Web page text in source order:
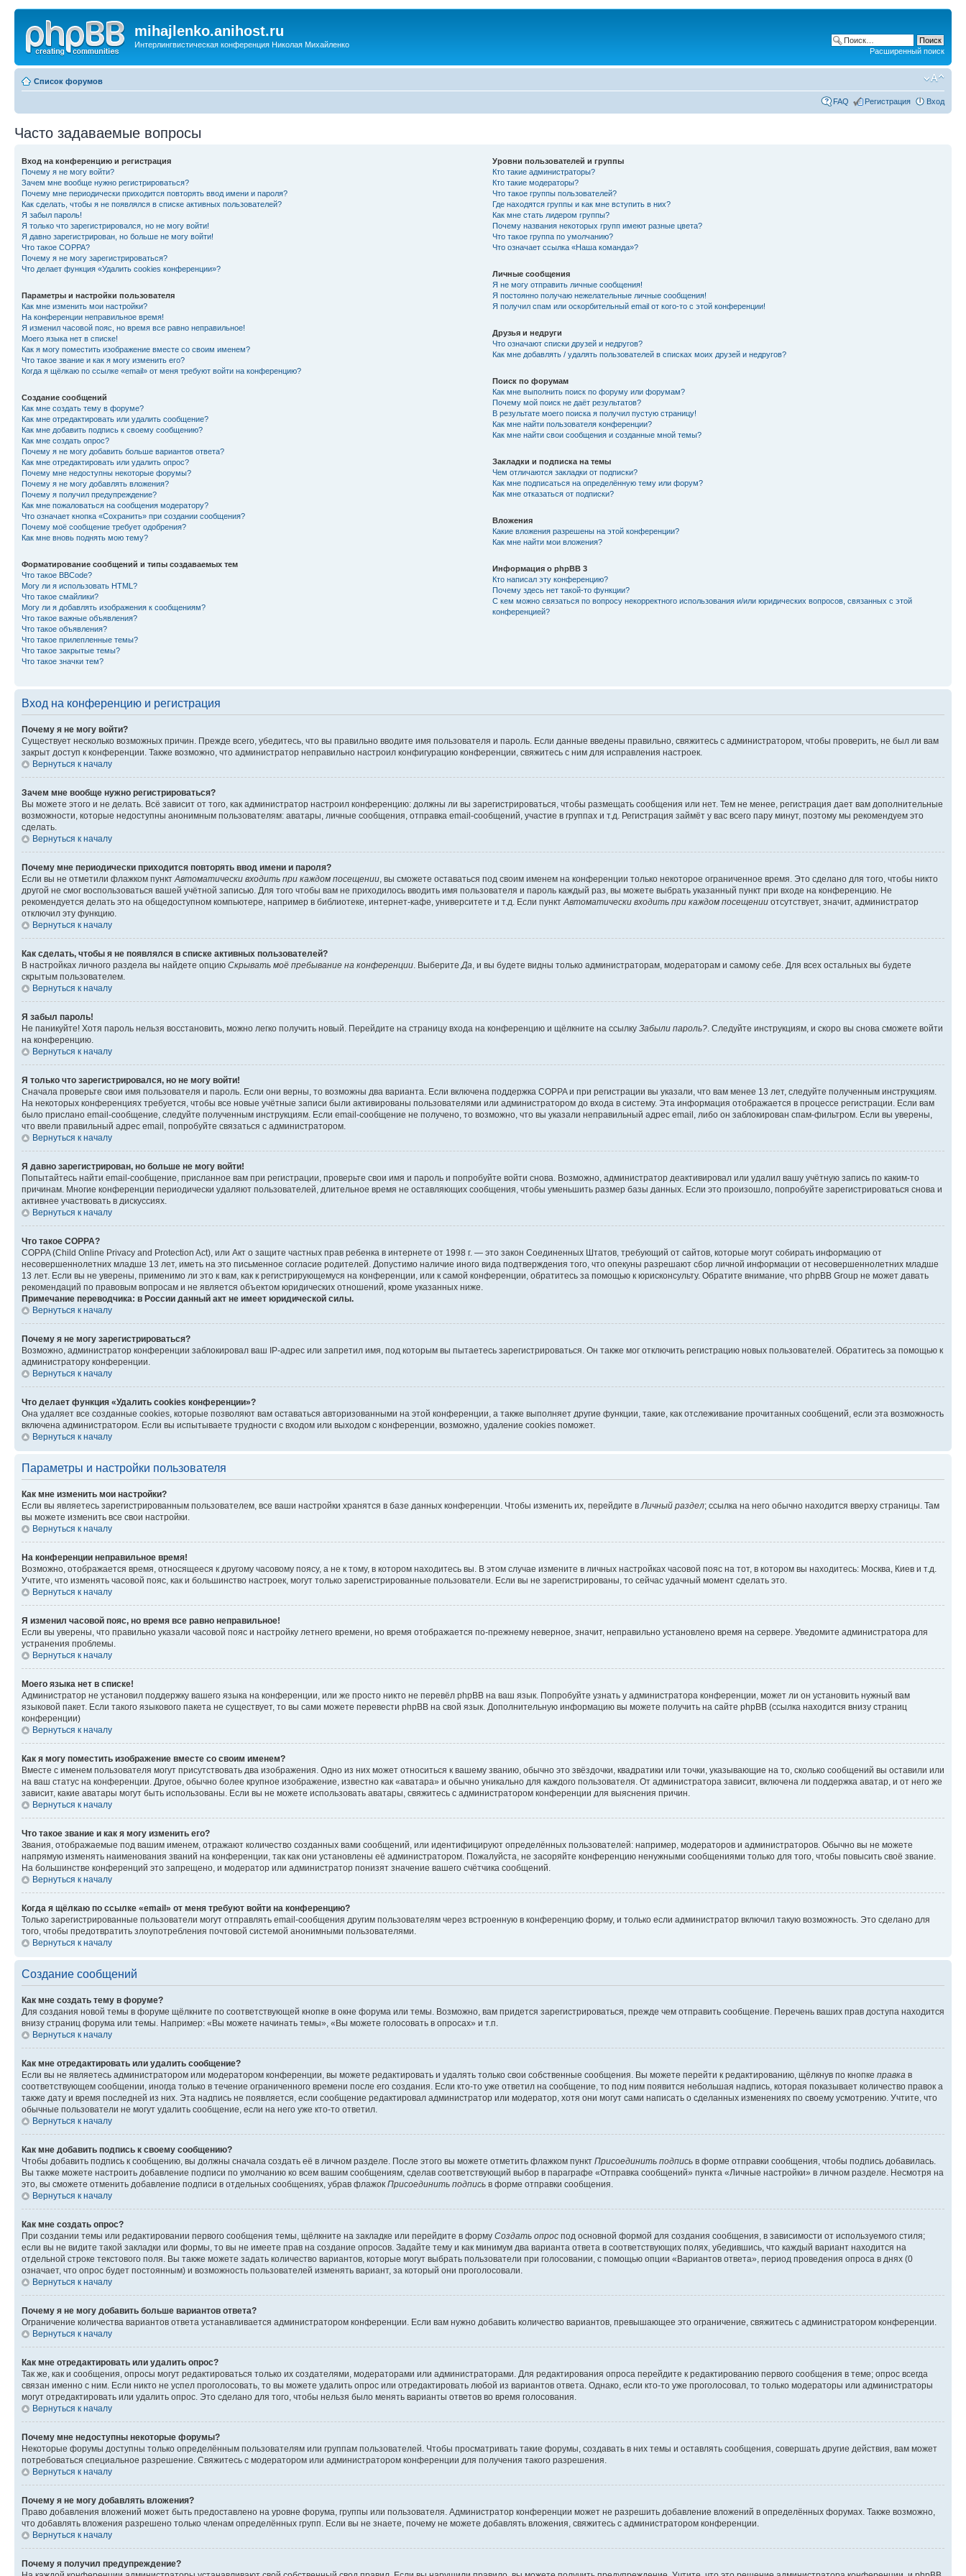
mihajlenko.anihost.ru
Интерлингвистическая конференция Николая Михайленко
Расширенный поиск
Список форумов
FAQ Регистрация Вход
Часто задаваемые вопросы
Вход на конференцию и регистрация
Почему я не могу войти?
Зачем мне вообще нужно регистрироваться?
Почему мне периодически приходится повторять ввод имени и пароля?
Как сделать, чтобы я не появлялся в списке активных пользователей?
Я забыл пароль!
Я только что зарегистрировался, но не могу войти!
Я давно зарегистрирован, но больше не могу войти!
Что такое COPPA?
Почему я не могу зарегистрироваться?
Что делает функция «Удалить cookies конференции»?
Параметры и настройки пользователя
Как мне изменить мои настройки?
На конференции неправильное время!
Я изменил часовой пояс, но время все равно неправильное!
Моего языка нет в списке!
Как я могу поместить изображение вместе со своим именем?
Что такое звание и как я могу изменить его?
Когда я щёлкаю по ссылке «email» от меня требуют войти на конференцию?
Создание сообщений
Как мне создать тему в форуме?
Как мне отредактировать или удалить сообщение?
Как мне добавить подпись к своему сообщению?
Как мне создать опрос?
Почему я не могу добавить больше вариантов ответа?
Как мне отредактировать или удалить опрос?
Почему мне недоступны некоторые форумы?
Почему я не могу добавлять вложения?
Почему я получил предупреждение?
Как мне пожаловаться на сообщения модератору?
Что означает кнопка «Сохранить» при создании сообщения?
Почему моё сообщение требует одобрения?
Как мне вновь поднять мою тему?
Форматирование сообщений и типы создаваемых тем
Что такое BBCode?
Могу ли я использовать HTML?
Что такое смайлики?
Могу ли я добавлять изображения к сообщениям?
Что такое важные объявления?
Что такое объявления?
Что такое прилепленные темы?
Что такое закрытые темы?
Что такое значки тем?
Уровни пользователей и группы
Кто такие администраторы?
Кто такие модераторы?
Что такое группы пользователей?
Где находятся группы и как мне вступить в них?
Как мне стать лидером группы?
Почему названия некоторых групп имеют разные цвета?
Что такое группа по умолчанию?
Что означает ссылка «Наша команда»?
Личные сообщения
Я не могу отправить личные сообщения!
Я постоянно получаю нежелательные личные сообщения!
Я получил спам или оскорбительный email от кого-то с этой конференции!
Друзья и недруги
Что означают списки друзей и недругов?
Как мне добавлять / удалять пользователей в списках моих друзей и недругов?
Поиск по форумам
Как мне выполнить поиск по форуму или форумам?
Почему мой поиск не даёт результатов?
В результате моего поиска я получил пустую страницу!
Как мне найти пользователя конференции?
Как мне найти свои сообщения и созданные мной темы?
Закладки и подписка на темы
Чем отличаются закладки от подписки?
Как мне подписаться на определённую тему или форум?
Как мне отказаться от подписки?
Вложения
Какие вложения разрешены на этой конференции?
Как мне найти мои вложения?
Информация о phpBB 3
Кто написал эту конференцию?
Почему здесь нет такой-то функции?
С кем можно связаться по вопросу некорректного использования и/или юридических вопросов, связанных с этой
конференцией?
Вход на конференцию и регистрация
Почему я не могу войти?
Существует несколько возможных причин. Прежде всего, убедитесь, что вы правильно вводите имя пользователя и пароль. Если данные введены правильно, свяжитесь с администратором, чтобы проверить, не был ли вам
закрыт доступ к конференции. Также возможно, что администратор неправильно настроил конфигурацию конференции, свяжитесь с ним для исправления настроек.
Вернуться к началу
Зачем мне вообще нужно регистрироваться?
Вы можете этого и не делать. Всё зависит от того, как администратор настроил конференцию: должны ли вы зарегистрироваться, чтобы размещать сообщения или нет. Тем не менее, регистрация дает вам дополнительные
возможности, которые недоступны анонимным пользователям: аватары, личные сообщения, отправка email-сообщений, участие в группах и т.д. Регистрация займёт у вас всего пару минут, поэтому мы рекомендуем это
сделать.
Вернуться к началу
Почему мне периодически приходится повторять ввод имени и пароля?
Если вы не отметили флажком пункт Автоматически входить при каждом посещении , вы сможете оставаться под своим именем на конференции только некоторое ограниченное время. Это сделано для того, чтобы никто
другой не смог воспользоваться вашей учётной записью. Для того чтобы вам не приходилось вводить имя пользователя и пароль каждый раз, вы можете выбрать указанный пункт при входе на конференцию. Не
рекомендуется делать это на общедоступном компьютере, например в библиотеке, интернет-кафе, университете и т.д. Если пункт Автоматически входить при каждом посещении отсутствует, значит, администратор
отключил эту функцию.
Вернуться к началу
Как сделать, чтобы я не появлялся в списке активных пользователей?
В настройках личного раздела вы найдете опцию Скрывать моё пребывание на конференции . Выберите Да , и вы будете видны только администраторам, модераторам и самому себе. Для всех остальных вы будете
скрытым пользователем.
Вернуться к началу
Я забыл пароль!
Не паникуйте! Хотя пароль нельзя восстановить, можно легко получить новый. Перейдите на страницу входа на конференцию и щёлкните на ссылку Забыли пароль? . Следуйте инструкциям, и скоро вы снова сможете войти
на конференцию.
Вернуться к началу
Я только что зарегистрировался, но не могу войти!
Сначала проверьте свои имя пользователя и пароль. Если они верны, то возможны два варианта. Если включена поддержка COPPA и при регистрации вы указали, что вам менее 13 лет, следуйте полученным инструкциям.
На некоторых конференциях требуется, чтобы все новые учётные записи были активированы пользователями или администратором до входа в систему. Эта информация отображается в процессе регистрации. Если вам
было прислано email-сообщение, следуйте полученным инструкциям. Если email-сообщение не получено, то возможно, что вы указали неправильный адрес email, либо он заблокирован спам-фильтром. Если вы уверены,
что ввели правильный адрес email, попробуйте связаться с администратором.
Вернуться к началу
Я давно зарегистрирован, но больше не могу войти!
Попытайтесь найти email-сообщение, присланное вам при регистрации, проверьте свои имя и пароль и попробуйте войти снова. Возможно, администратор деактивировал или удалил вашу учётную запись по каким-то
причинам. Многие конференции периодически удаляют пользователей, длительное время не оставляющих сообщения, чтобы уменьшить размер базы данных. Если это произошло, попробуйте зарегистрироваться снова и
активнее участвовать в дискуссиях.
Вернуться к началу
Что такое COPPA?
COPPA (Child Online Privacy and Protection Act), или Акт о защите частных прав ребенка в интернете от 1998 г. — это закон Соединенных Штатов, требующий от сайтов, которые могут собирать информацию от
несовершеннолетних младше 13 лет, иметь на это письменное согласие родителей. Допустимо наличие иного вида подтверждения того, что опекуны разрешают сбор личной информации от несовершеннолетних младше
13 лет. Если вы не уверены, применимо ли это к вам, как к регистрирующемуся на конференции, или к самой конференции, обратитесь за помощью к юрисконсульту. Обратите внимание, что phpBB Group не может давать
рекомендаций по правовым вопросам и не является объектом юридических отношений, кроме указанных ниже.
Примечание переводчика: в России данный акт не имеет юридической силы.
Вернуться к началу
Почему я не могу зарегистрироваться?
Возможно, администратор конференции заблокировал ваш IP-адрес или запретил имя, под которым вы пытаетесь зарегистрироваться. Он также мог отключить регистрацию новых пользователей. Обратитесь за помощью к
администратору конференции.
Вернуться к началу
Что делает функция «Удалить cookies конференции»?
Она удаляет все созданные cookies, которые позволяют вам оставаться авторизованными на этой конференции, а также выполняет другие функции, такие, как отслеживание прочитанных сообщений, если эта возможность
включена администратором. Если вы испытываете трудности с входом или выходом с конференции, возможно, удаление cookies поможет.
Вернуться к началу
Параметры и настройки пользователя
Как мне изменить мои настройки?
Если вы являетесь зарегистрированным пользователем, все ваши настройки хранятся в базе данных конференции. Чтобы изменить их, перейдите в Личный раздел; ссылка на него обычно находится вверху страницы. Там
вы можете изменить все свои настройки.
Вернуться к началу
На конференции неправильное время!
Возможно, отображается время, относящееся к другому часовому поясу, а не к тому, в котором находитесь вы. В этом случае измените в личных настройках часовой пояс на тот, в котором вы находитесь: Москва, Киев и т.д.
Учтите, что изменять часовой пояс, как и большинство настроек, могут только зарегистрированные пользователи. Если вы не зарегистрированы, то сейчас удачный момент сделать это.
Вернуться к началу
Я изменил часовой пояс, но время все равно неправильное!
Если вы уверены, что правильно указали часовой пояс и настройку летнего времени, но время отображается по-прежнему неверное, значит, неправильно установлено время на сервере. Уведомите администратора для
устранения проблемы.
Вернуться к началу
Моего языка нет в списке!
Администратор не установил поддержку вашего языка на конференции, или же просто никто не перевёл phpBB на ваш язык. Попробуйте узнать у администратора конференции, может ли он установить нужный вам
языковой пакет. Если такого языкового пакета не существует, то вы сами можете перевести phpBB на свой язык. Дополнительную информацию вы можете получить на сайте phpBB (ссылка находится внизу страниц
конференции)
Вернуться к началу
Как я могу поместить изображение вместе со своим именем?
Вместе с именем пользователя могут присутствовать два изображения. Одно из них может относиться к вашему званию, обычно это звёздочки, квадратики или точки, указывающие на то, сколько сообщений вы оставили или
на ваш статус на конференции. Другое, обычно более крупное изображение, известно как «аватара» и обычно уникально для каждого пользователя. От администратора зависит, включена ли поддержка аватар, и от него же
зависит, какие аватары могут быть использованы. Если вы не можете использовать аватары, свяжитесь с администратором конференции для выяснения причин.
Вернуться к началу
Что такое звание и как я могу изменить его?
Звания, отображаемые под вашим именем, отражают количество созданных вами сообщений, или идентифицируют определённых пользователей: например, модераторов и администраторов. Обычно вы не можете
напрямую изменять наименования званий на конференции, так как они установлены её администратором. Пожалуйста, не засоряйте конференцию ненужными сообщениями только для того, чтобы повысить своё звание.
На большинстве конференций это запрещено, и модератор или администратор понизят значение вашего счётчика сообщений.
Вернуться к началу
Когда я щёлкаю по ссылке «email» от меня требуют войти на конференцию?
Только зарегистрированные пользователи могут отправлять email-сообщения другим пользователям через встроенную в конференцию форму, и только если администратор включил такую возможность. Это сделано для
того, чтобы предотвратить злоупотребления почтовой системой анонимными пользователями.
Вернуться к началу
Создание сообщений
Как мне создать тему в форуме?
Для создания новой темы в форуме щёлкните по соответствующей кнопке в окне форума или темы. Возможно, вам придется зарегистрироваться, прежде чем отправить сообщение. Перечень ваших прав доступа находится
внизу страниц форума или темы. Например: «Вы можете начинать темы», «Вы можете голосовать в опросах» и т.п.
Вернуться к началу
Как мне отредактировать или удалить сообщение?
Если вы не являетесь администратором или модератором конференции, вы можете редактировать и удалять только свои собственные сообщения. Вы можете перейти к редактированию, щёлкнув по кнопке правка в
соответствующем сообщении, иногда только в течение ограниченного времени после его создания. Если кто-то уже ответил на сообщение, то под ним появится небольшая надпись, которая показывает количество правок а
также дату и время последней из них. Эта надпись не появляется, если сообщение редактировал администратор или модератор, хотя они могут сами написать о сделанных изменениях по своему усмотрению. Учтите, что
обычные пользователи не могут удалить сообщение, если на него уже кто-то ответил.
Вернуться к началу
Как мне добавить подпись к своему сообщению?
Чтобы добавить подпись к сообщению, вы должны сначала создать её в личном разделе. После этого вы можете отметить флажком пункт Присоединить подпись в форме отправки сообщения, чтобы подпись добавилась.
Вы также можете настроить добавление подписи по умолчанию ко всем вашим сообщениям, сделав соответствующий выбор в параграфе «Отправка сообщений» пункта «Личные настройки» в личном разделе. Несмотря на
это, вы сможете отменить добавление подписи в отдельных сообщениях, убрав флажок Присоединить подпись в форме отправки сообщения.
Вернуться к началу
Как мне создать опрос?
При создании темы или редактировании первого сообщения темы, щёлкните на закладке или перейдите в форму Создать опрос под основной формой для создания сообщения, в зависимости от используемого стиля;
если вы не видите такой закладки или формы, то вы не имеете прав на создание опросов. Задайте тему и как минимум два варианта ответа в соответствующих полях, убедившись, что каждый вариант находится на
отдельной строке текстового поля. Вы также можете задать количество вариантов, которые могут выбрать пользователи при голосовании, с помощью опции «Вариантов ответа», период проведения опроса в днях (0
означает, что опрос будет постоянным) и возможность пользователей изменять вариант, за который они проголосовали.
Вернуться к началу
Почему я не могу добавить больше вариантов ответа?
Ограничение количества вариантов ответа устанавливается администратором конференции. Если вам нужно добавить количество вариантов, превышающее это ограничение, свяжитесь с администратором конференции.
Вернуться к началу
Как мне отредактировать или удалить опрос?
Так же, как и сообщения, опросы могут редактироваться только их создателями, модераторами или администраторами. Для редактирования опроса перейдите к редактированию первого сообщения в теме; опрос всегда
связан именно с ним. Если никто не успел проголосовать, то вы можете удалить опрос или отредактировать любой из вариантов ответа. Однако, если кто-то уже проголосовал, то только модераторы или администраторы
могут отредактировать или удалить опрос. Это сделано для того, чтобы нельзя было менять варианты ответов во время голосования.
Вернуться к началу
Почему мне недоступны некоторые форумы?
Некоторые форумы доступны только определённым пользователям или группам пользователей. Чтобы просматривать такие форумы, создавать в них темы и оставлять сообщения, совершать другие действия, вам может
потребоваться специальное разрешение. Свяжитесь с модератором или администратором конференции для получения такого разрешения.
Вернуться к началу
Почему я не могу добавлять вложения?
Право добавления вложений может быть предоставлено на уровне форума, группы или пользователя. Администратор конференции может не разрешить добавление вложений в определённых форумах. Также возможно,
что добавлять вложения разрешено только членам определённых групп. Если вы не знаете, почему не можете добавлять вложения, свяжитесь с администратором конференции.
Вернуться к началу
Почему я получил предупреждение?